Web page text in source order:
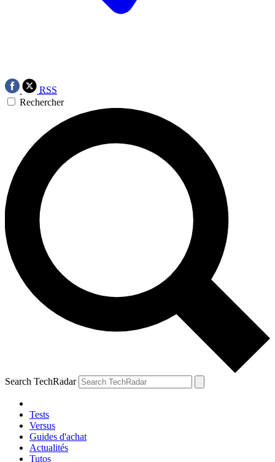
RSS
Rechercher
Search TechRadar
Tests
Versus
Guides d'achat
Actualités
Tutos